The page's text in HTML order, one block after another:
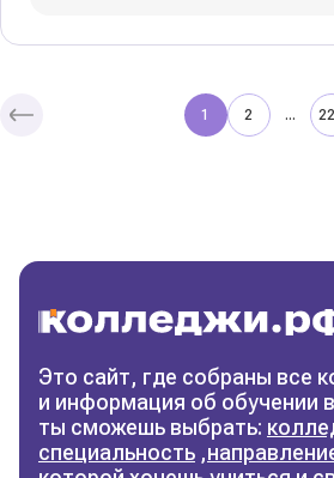
колледж
Фильтры
Сбросить
1 2 ...
Это сайт, где собраны все
и информация об обучении
ты сможешь выбрать:
специальность ,